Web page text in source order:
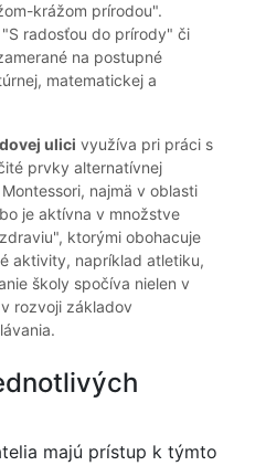
krážom prírodou".
radosťou do prírody" či
na postupné
matematickej a
ulici využíva pri práci s
prvky alternatívnej
najmä v oblasti
je aktívna v množstve
ktorými obohacuje
aktivity, napríklad atletiku,
školy spočíva nielen v
rozvoji základov
majú prístup k týmto